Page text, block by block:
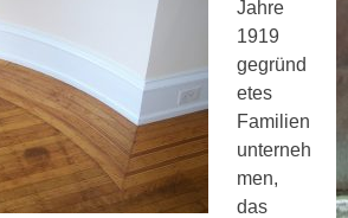
Jahre
1919
gegründ
etes
Familien
unterneh
men,
das